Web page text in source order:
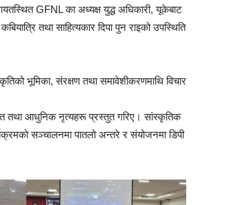
GFNL का अध्यक्ष युद्ध अधिकारी, यूकेबाट
तथा साहित्यकार दिपा पुन राइको उपस्थिति
भूमिका, संरक्षण तथा समावेशीकरणमाथि विचार
तथा आधुनिक नृत्यहरू प्रस्तुत गरिए। सांस्कृतिक
सञ्चालनमा पातलो अन्तरे र संयोजनमा डिपी